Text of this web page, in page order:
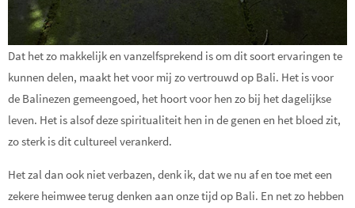
Dat het zo makkelijk en vanzelfsprekend is om dit soort ervaringen te
kunnen delen, maakt het voor mij zo vertrouwd op Bali. Het is voor
de Balinezen gemeengoed, het hoort voor hen zo bij het dagelijkse
leven. Het is alsof deze spiritualiteit hen in de genen en het bloed zit,
zo sterk is dit cultureel verankerd.
Het zal dan ook niet verbazen, denk ik, dat we nu af en toe met een
zekere heimwee terug denken aan onze tijd op Bali. En net zo hebben